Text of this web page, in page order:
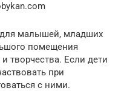
для малышей, младших
помещения
творчества. Если дети
при
с ними.